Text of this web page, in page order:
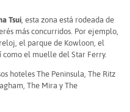
Tsui , esta zona está rodeada de
más concurridos. Por ejemplo,
el parque de Kowloon, el
como el muelle del Star Ferry.
hoteles The Peninsula, The Ritz
The Mira y The